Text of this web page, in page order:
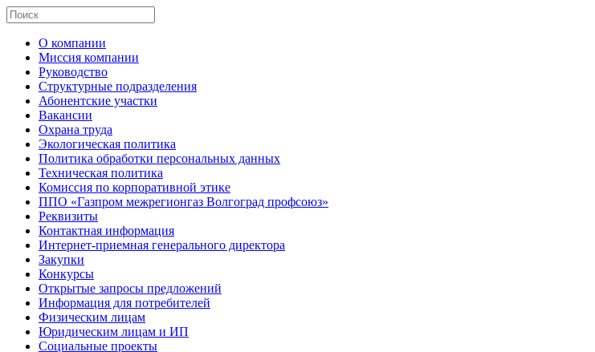
О компании
Миссия компании
Руководство
Структурные подразделения
Абонентские участки
Вакансии
Охрана труда
Экологическая политика
Политика обработки персональных данных
Техническая политика
Комиссия по корпоративной этике
ППО «Газпром межрегионгаз Волгоград профсоюз»
Реквизиты
Контактная информация
Интернет-приемная генерального директора
Закупки
Конкурсы
Открытые запросы предложений
Информация для потребителей
Физическим лицам
Юридическим лицам и ИП
Социальные проекты